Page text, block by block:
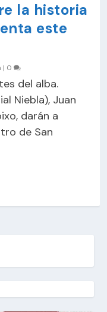
la historia
este
| 0
del alba.
Niebla), Juan
darán a
de San